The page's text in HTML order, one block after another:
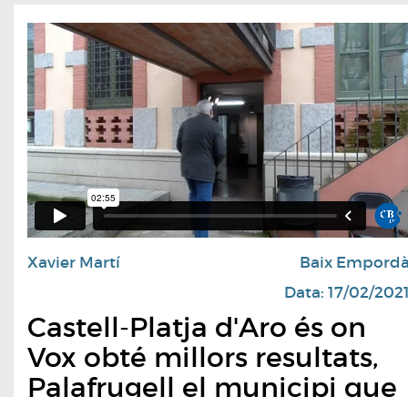
Xavier Martí
Baix
Data: 17/02/
Castell-Platja d'Aro és on
Vox obté millors resultats,
Palafrugell el municipi que